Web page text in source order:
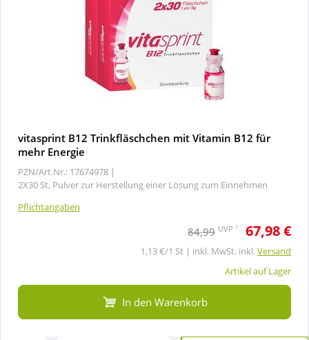
vitasprint B12 Trinkfläschchen mit Vitamin B12 für
mehr Energie
PZN/Art.Nr.: 17674978 |
2X30 St, Pulver zur Herstellung einer Lösung zum Einnehmen
Pflichtangaben
84,99 UVP 1 67,98 €
1,13 €/1 St | inkl. MwSt. inkl.Versand
Artikel auf Lager
In den Warenkorb